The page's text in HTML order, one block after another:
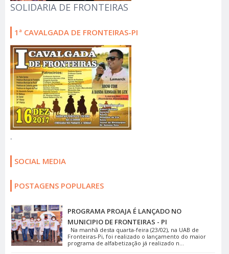
SOLIDARIA DE FRONTEIRAS
1ª CAVALGADA DE FRONTEIRAS-PI
.
SOCIAL MEDIA
POSTAGENS POPULARES
PROGRAMA PROAJA É LANÇADO NO
MUNICIPIO DE FRONTEIRAS - PI
Na manhã desta quarta-feira (23/02), na UAB de
Fronteiras-Pi, foi realizado o lançamento do maior
programa de alfabetização já realizado n...